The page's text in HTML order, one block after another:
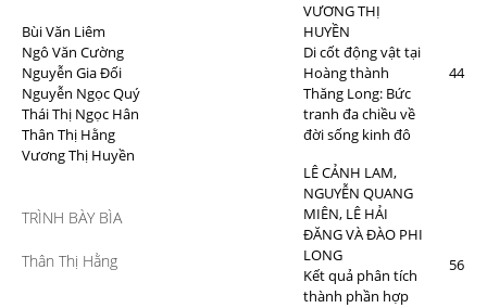
Bùi Văn Liêm
Ngô Văn Cường
Nguyễn Gia Đối
Nguyễn Ngọc Quý
Thái Thị Ngọc Hân
Thân Thị Hằng
Vương Thị Huyền
TRÌNH BÀY BÌA
Thân Thị Hằng
VƯƠNG THỊ
HUYỀN
Di cốt động vật tại
Hoàng thành
Thăng Long: Bức
tranh đa chiều về
đời sống kinh đô
44
LÊ CẢNH LAM,
NGUYỄN QUANG
MIÊN, LÊ HẢI
ĐĂNG VÀ ĐÀO PHI
LONG
Kết quả phân tích
thành phần hợp
56